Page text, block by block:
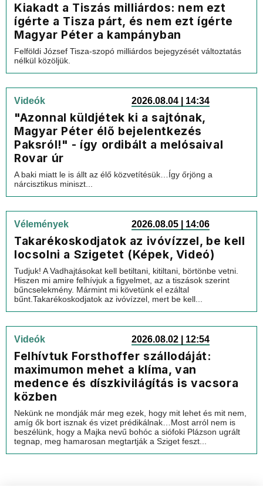
Kiakadt a Tiszás milliárdos: nem ezt
ígérte a Tisza párt, és nem ezt ígérte
Magyar Péter a kampányban
Felföldi József Tisza-szopó milliárdos bejegyzését változtatás
nélkül közöljük.
Videók 2026.08.04 | 14:34
"Azonnal küldjétek ki a sajtónak,
Magyar Péter élő bejelentkezés
Paksról!" - így ordibált a melósaival
Rovar úr
A baki miatt le is állt az élő közvetítésük…Így őrjöng a
nárcisztikus miniszt...
Vélemények 2026.08.05 | 14:06
Takarékoskodjatok az ivóvízzel, be kell
locsolni a Szigetet (Képek, Videó)
Tudjuk! A Vadhajtásokat kell betiltani, kitiltani, börtönbe vetni.
Hiszen mi amire felhívjuk a figyelmet, az a tiszások szerint
bűncselekmény. Mármint mi követünk el ezáltal
bűnt.Takarékoskodjatok az ivóvízzel, mert be kell...
Videók 2026.08.02 | 12:54
Felhívtuk Forsthoffer szállodáját:
maximumon mehet a klíma, van
medence és díszkivilágítás is vacsora
közben
Nekünk ne mondják már meg ezek, hogy mit lehet és mit nem,
amíg ők bort isznak és vizet prédikálnak…Most arról nem is
beszélünk, hogy a Majka nevű bohóc a siófoki Plázson ugrált
tegnap, meg hamarosan megtartják a Sziget feszt...